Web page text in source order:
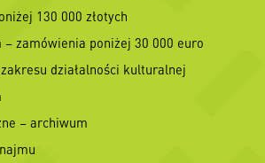
130 000 złotych
– zamówienia poniżej 30 000 euro
działalności kulturalnej
– archiwum